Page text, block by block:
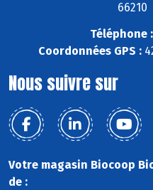
Téléphone :
Coordonnées GPS :
Nous suivre sur
Votre magasin Biocoop
de :